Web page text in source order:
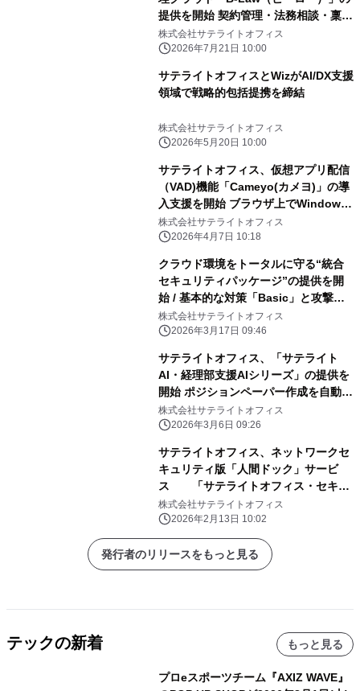
提供を開始 契約管理・法務相談・稟
議・社内ナレッジを一元化
株式会社サテライトオフィス
2026年7月21日 10:00
サテライトオフィスとWizがAI/DX支援
領域で戦略的包括提携を締結
株式会社サテライトオフィス
2026年5月20日 10:00
サテライトオフィス、仮想アプリ配信
（VAD)機能「Cameyo(カメヨ)」の導
入支援を開始 ブラウザ上でWindows
アプリが動作可能！
株式会社サテライトオフィス
2026年4月7日 10:18
クラウド環境をトータルに守る“統合
セキュリティパッケージ”の提供を開
始 / 基本的な対策「Basic」と攻撃対
策や訓練まで備えた「Pro」を提供 /
サービス名：サテライトオフィス/ネク
株式会社サテライトオフィス
2026年3月17日 09:46
サテライトオフィス、「サテライト
AI・経理部支援AIシリーズ」の提供を
開始 ポジションペーパー作成を自動化
し決算品質向上 会計AIが決算力を加
速・向上、監査対応の効率化とコスト
株式会社サテライトオフィス
2026年3月6日 09:26
サテライトオフィス、ネットワークセ
キュリティ版「人間ドック」サービ
ス 「サテライトオフィス・セキュ
ア・レントゲン」の提供を開始 ～フ
ルパケットキャプチャとAI分析によ
り、既存防御では見逃されがちな「内
部脅威」や「未知の脅威」を可視化～
株式会社サテライトオフィス
2026年2月13日 10:02
発行者のリリースをもっと見る
テックの新着 もっと見る
プロeスポーツチーム『AXIZ WAVE』